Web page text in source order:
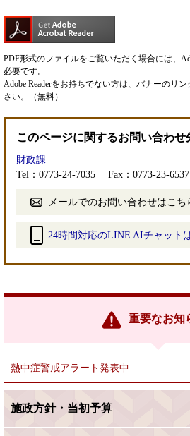
PDF形式のファイルをご覧いただく場合には、
必要です。
Adobe Readerをお持ちでない方は、バナーのリ
さい。（無料）
このページに関するお問い合わせ
財政課
Tel：0773-24-7035
Fax：0773-23-6537
メールでのお問い合わせはこち
24時間対応のLINE AIチャット
リ
重要なお知
熱中症警戒アラート発表中
施政方針・当初予算